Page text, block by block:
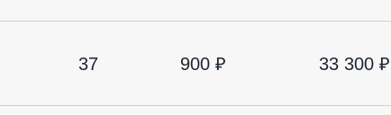
37 900 ₽ 33 300 ₽